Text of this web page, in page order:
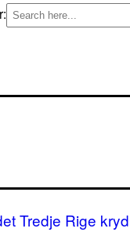
Tredje Rige